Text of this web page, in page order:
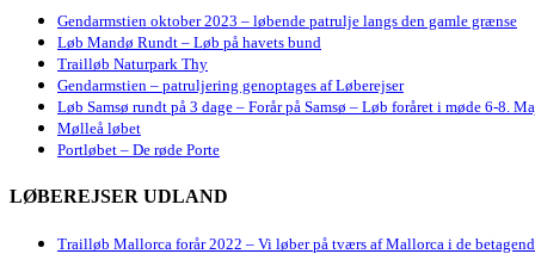
Gendarmstien oktober 2023 – løbende patrulje langs den gamle grænse
Løb Mandø Rundt – Løb på havets bund
Trailløb Naturpark Thy
Gendarmstien – patruljering genoptages af Løberejser
Løb Samsø rundt på 3 dage – Forår på Samsø – Løb foråret i møde 6-8.
Mølleå løbet
Portløbet – De røde Porte
LØBEREJSER UDLAND
Trailløb Mallorca forår 2022 – Vi løber på tværs af Mallorca i de